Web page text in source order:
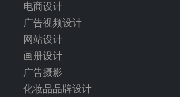
电商设计
广告视频设计
网站设计
画册设计
广告摄影
化妆品品牌设计